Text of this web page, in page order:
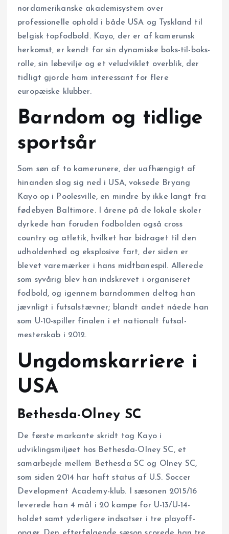
nordamerikanske akademisystem over
professionelle ophold i både USA og Tyskland til
belgisk topfodbold. Kayo, der er af kamerunsk
herkomst, er kendt for sin dynamiske boks-til-boks-
rolle, sin løbevilje og et veludviklet overblik, der
tidligt gjorde ham interessant for flere
europæiske klubber.
Barndom og tidlige
sportsår
Som søn af to kamerunere, der uafhængigt af
hinanden slog sig ned i USA, voksede Bryang
Kayo op i Poolesville, en mindre by ikke langt fra
fødebyen Baltimore. I årene på de lokale skoler
dyrkede han foruden fodbolden også cross
country og atletik, hvilket har bidraget til den
udholdenhed og eksplosive fart, der siden er
blevet varemærker i hans midtbanespil. Allerede
som syvårig blev han indskrevet i organiseret
fodbold, og igennem barndommen deltog han
jævnligt i futsalstævner; blandt andet nåede han
som U-10-spiller finalen i et nationalt futsal-
mesterskab i 2012.
Ungdomskarriere i
USA
Bethesda-Olney SC
De første markante skridt tog Kayo i
udviklingsmiljøet hos Bethesda-Olney SC, et
samarbejde mellem Bethesda SC og Olney SC,
som siden 2014 har haft status af U.S. Soccer
Development Academy-klub. I sæsonen 2015/16
leverede han 4 mål i 20 kampe for U-13/U-14-
holdet samt yderligere indsatser i tre playoff-